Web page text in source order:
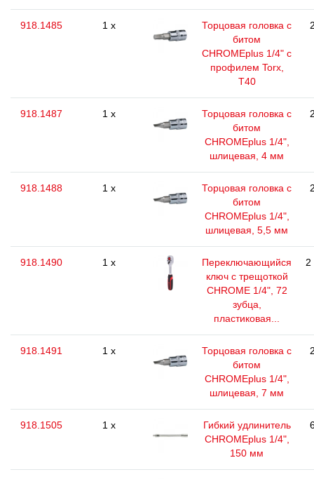
918.1485 1 x
Торцовая головка с
битом
CHROMEplus 1/4" с
профилем Torx,
T40
918.1487 1 x
Торцовая головка с
битом
CHROMEplus 1/4",
шлицевая, 4 мм
918.1488 1 x
Торцовая головка с
битом
CHROMEplus 1/4",
шлицевая, 5,5 мм
918.1490 1 x
Переключающийся
ключ с трещоткой
CHROME 1/4", 72
зубца,
пластиковая...
2
918.1491 1 x
Торцовая головка с
битом
CHROMEplus 1/4",
шлицевая, 7 мм
918.1505 1 x
Гибкий удлинитель
CHROMEplus 1/4",
150 мм